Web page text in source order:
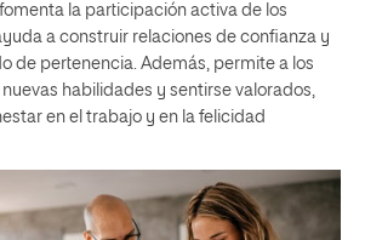
la participación activa de los
a construir relaciones de confianza y
de pertenencia. Además, permite a los
habilidades y sentirse valorados,
en el trabajo y en la felicidad